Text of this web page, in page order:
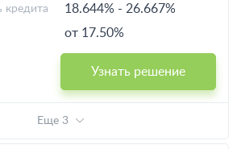
18.644% - 26.667%
кредита
от 17.50%
Узнать решение
Еще 3